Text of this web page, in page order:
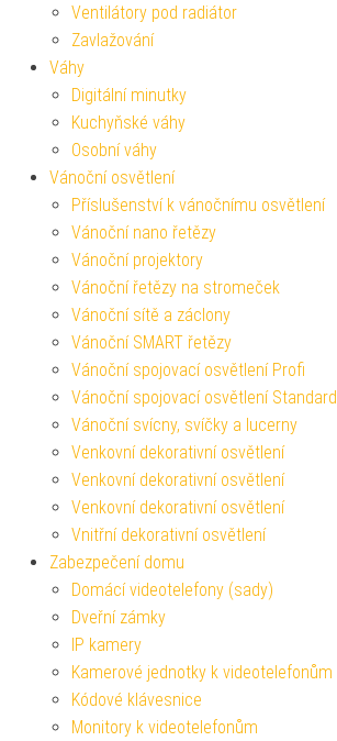
Ventilátory pod radiátor
Zavlažování
Váhy
Digitální minutky
Kuchyňské váhy
Osobní váhy
Vánoční osvětlení
Příslušenství k vánočnímu osvětlení
Vánoční nano řetězy
Vánoční projektory
Vánoční řetězy na stromeček
Vánoční sítě a záclony
Vánoční SMART řetězy
Vánoční spojovací osvětlení Profi
Vánoční spojovací osvětlení Standard
Vánoční svícny, svíčky a lucerny
Venkovní dekorativní osvětlení
Venkovní dekorativní osvětlení
Venkovní dekorativní osvětlení
Vnitřní dekorativní osvětlení
Zabezpečení domu
Domácí videotelefony (sady)
Dveřní zámky
IP kamery
Kamerové jednotky k videotelefonům
Kódové klávesnice
Monitory k videotelefonům